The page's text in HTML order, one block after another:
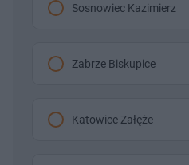
Sosnowiec Kazimierz
Zabrze Biskupice
Katowice Załęże